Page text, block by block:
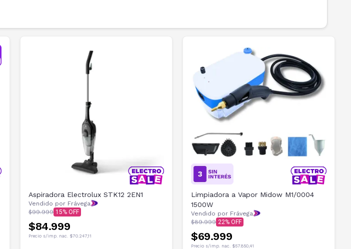
Aspiradora Electrolux STK12 2EN1
Vendido por Frávega
$99.999 15
$84.999
Precio s/imp. nac. $70.247,11
Limpiadora a Vapor Midow M1/0004
1500W
Vendido por Frávega
$89.999 22
$69.999
Precio s/imp. nac. $57.850,41